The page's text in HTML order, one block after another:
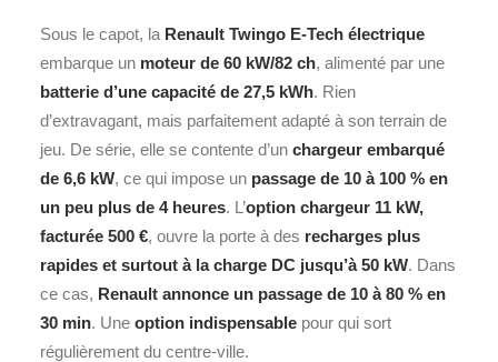
Sous le capot, la Renault Twingo E‑Tech électrique
embarque un moteur de 60 kW/82 ch, alimenté par une
batterie d’une capacité de 27,5 kWh. Rien
d’extravagant, mais parfaitement adapté à son terrain de
jeu. De série, elle se contente d’un chargeur embarqué
de 6,6 kW, ce qui impose un passage de 10 à 100 % en
un peu plus de 4 heures. L’option chargeur 11 kW,
facturée 500 €, ouvre la porte à des recharges plus
rapides et surtout à la charge DC jusqu’à 50 kW. Dans
ce cas, Renault annonce un passage de 10 à 80 % en
30 min. Une option indispensable pour qui sort
régulièrement du centre‑ville.